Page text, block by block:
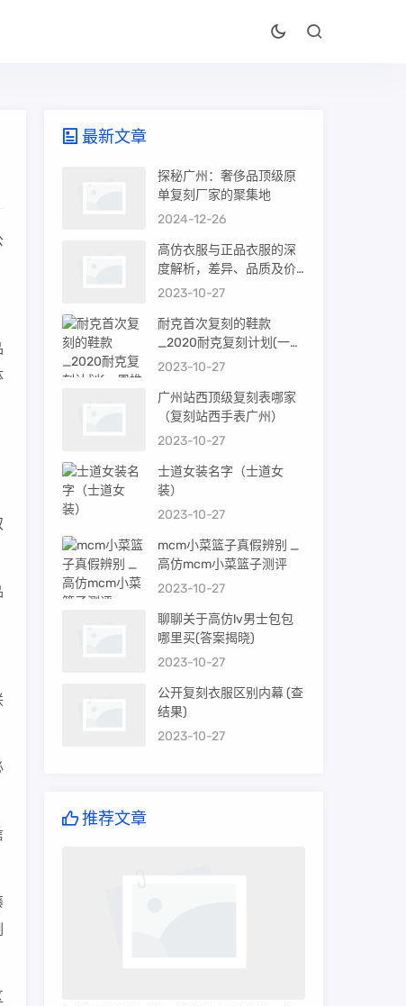
最新文章
探秘广州：奢侈品顶级原
单复刻厂家的聚集地
2024-12-26
高仿衣服与正品衣服的深
度解析，差异、品质及价
值
2023-10-27
耐克首次复刻的鞋款
_2020耐克复刻计划(一周
推荐)
2023-10-27
广州站西顶级复刻表哪家
（复刻站西手表广州）
2023-10-27
士道女装名字（士道女
装）
2023-10-27
mcm小菜篮子真假辨别 _
高仿mcm小菜篮子测评
2023-10-27
聊聊关于高仿lv男士包包
哪里买(答案揭晓)
2023-10-27
公开复刻衣服区别内幕 (查
结果)
2023-10-27
推荐文章